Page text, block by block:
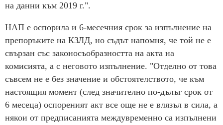
на данни към 2019 г.".
НАП е оспорила и 6-месечния срок за изпълнение на
препоръките на КЗЛД, но съдът напомня, че той не е
свързан със законосъобразността на акта на
комисията, а с неговото изпълнение. "Отделно от това
съвсем не е без значение и обстоятелството, че към
настоящия момент (след значително по-дълъг срок от
6 месеца) оспореният акт все още не е влязъл в сила, а
някои от предписанията междувременно са изпълнени